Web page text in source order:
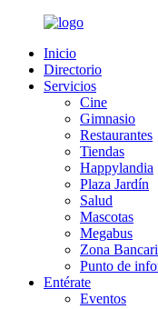
Inicio
Directorio
Servicios
Cine
Gimnasio
Restaurantes
Tiendas
Happylandia
Plaza Jardín
Salud
Mascotas
Megabus
Zona
Punto de
Entérate
Eventos